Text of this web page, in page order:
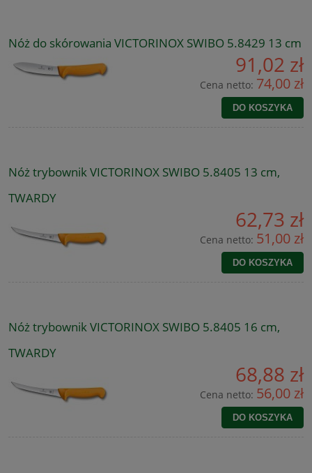
Nóż do skórowania VICTORINOX SWIBO 5.8429 13 cm
91,02 zł
Cena netto: 74,00 zł
DO KOSZYKA
Nóż trybownik VICTORINOX SWIBO 5.8405 13 cm,
TWARDY
62,73 zł
Cena netto: 51,00 zł
DO KOSZYKA
Nóż trybownik VICTORINOX SWIBO 5.8405 16 cm,
TWARDY
68,88 zł
Cena netto: 56,00 zł
DO KOSZYKA